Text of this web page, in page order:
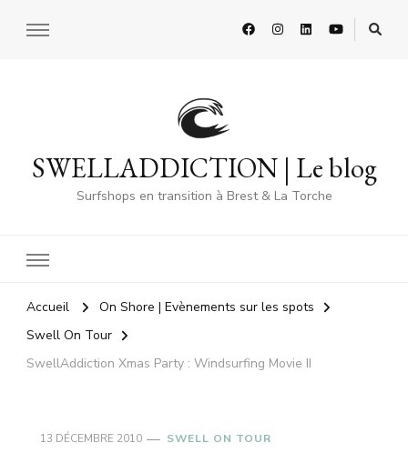
SWELLADDICTION | Le blog
Surfshops en transition à Brest & La Torche
Accueil
On Shore | Evènements sur les spots
Swell On Tour
SwellAddiction Xmas Party : Windsurfing Movie II
13 DÉCEMBRE 2010 SWELL ON TOUR